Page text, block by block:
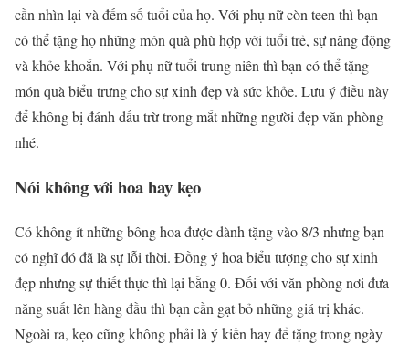
cần nhìn lại và đếm số tuổi của họ. Với phụ nữ còn teen thì bạn
có thể tặng họ những món quà phù hợp với tuổi trẻ, sự năng động
và khỏe khoắn. Với phụ nữ tuổi trung niên thì bạn có thể tặng
món quà biểu trưng cho sự xinh đẹp và sức khỏe. Lưu ý điều này
để không bị đánh dấu trừ trong mắt những người đẹp văn phòng
nhé.
Nói không với hoa hay kẹo
Có không ít những bông hoa được dành tặng vào 8/3 nhưng bạn
có nghĩ đó đã là sự lỗi thời. Đồng ý hoa biểu tượng cho sự xinh
đẹp nhưng sự thiết thực thì lại bằng 0. Đối với văn phòng nơi đưa
năng suất lên hàng đầu thì bạn cần gạt bỏ những giá trị khác.
Ngoài ra, kẹo cũng không phải là ý kiến hay để tặng trong ngày